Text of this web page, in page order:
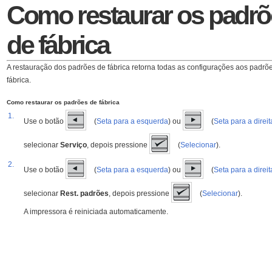
Como restaurar os
de fábrica
A restauração dos padrões de fábrica retorna todas as configurações aos
fábrica.
Como restaurar os padrões de fábrica
1.
Use o botão (Seta para a esquerda) ou (Seta para a
selecionarServiço, depois pressione (Selecionar).
2.
Use o botão (Seta para a esquerda) ou (Seta para a
selecionar Rest. padrões, depois pressione (Selecionar).
A impressora é reiniciada automaticamente.